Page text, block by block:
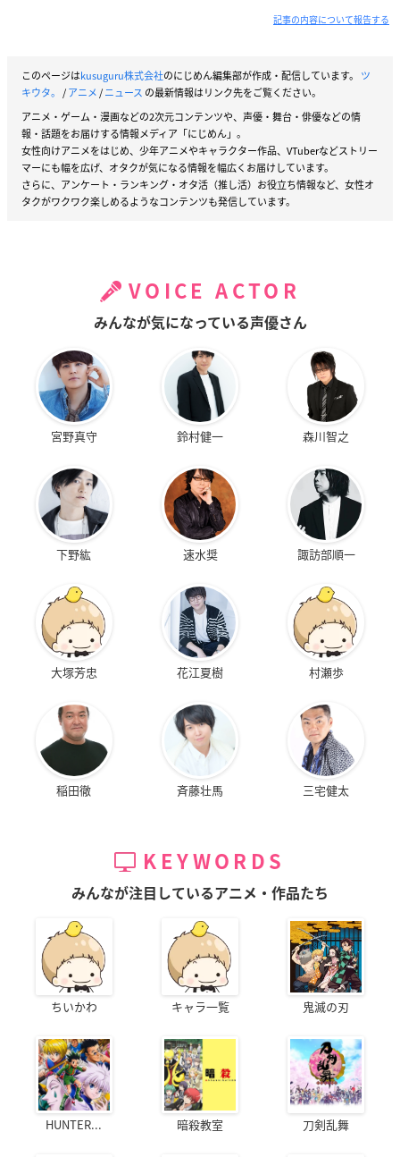
記事の内容について報告する
このページはkusuguru株式会社のにじめん編集部が作成・配信しています。 ツ
キウタ。 /アニメ/ニュース の最新情報はリンク先をご覧ください。
アニメ・ゲーム・漫画などの2次元コンテンツや、声優・舞台・俳優などの情
報・話題をお届けする情報メディア「にじめん」。
女性向けアニメをはじめ、少年アニメやキャラクター作品、VTuberなどストリー
マーにも幅を広げ、オタクが気になる情報を幅広くお届けしています。
さらに、アンケート・ランキング・オタ活（推し活）お役立ち情報など、女性オ
タクがワクワク楽しめるようなコンテンツも発信しています。
VOICE ACTOR
みんなが気になっている声優さん
宮野真守 鈴村健一 森川智之
下野紘 速水奨 諏訪部順一
大塚芳忠 花江夏樹 村瀬歩
稲田徹 斉藤壮馬 三宅健太
KEYWORDS
みんなが注目しているアニメ・作品たち
ちいかわ キャラ一覧 鬼滅の刃
HUNTER... 暗殺教室 刀剣乱舞